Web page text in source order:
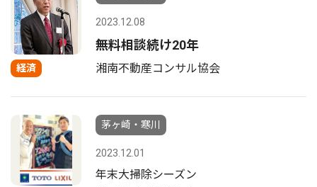
経済
2023.12.08
無料相談続け20年
湘南不動産コンサル協会
茅ヶ崎・寒川
2023.12.01
年末大掃除シーズン